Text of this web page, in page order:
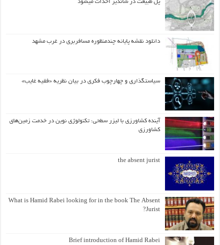
پل طبیعت در شاندیز احداث میشود
دانلود نقشه پایانه چندمنظوره مسافربری در غرب مشهد
سیاستگذاری و چهارچوب فکری در بیان نظریه «فقیه غایب»
آینده کشاورزی با لیزر سطحی: تکنولوژی نوین در خدمت زمین‌های
کشاورزی
the absent jurist
What is Hamid Rabei looking for in the book The Absent
Jurist?
Brief introduction of Hamid Rabei